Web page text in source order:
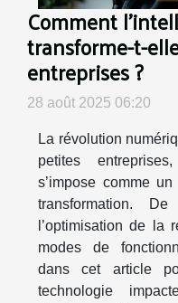
Comment
transforme-t-
entreprises ?
28 août 2025 06:20
La révolution
petites
s’impose comme
transformation.
l’optimisation de la
modes de
dans cet article
technologie